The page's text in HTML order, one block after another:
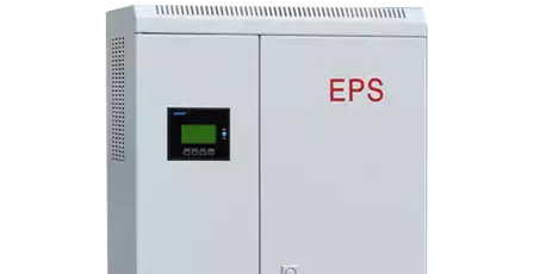
1 2 3